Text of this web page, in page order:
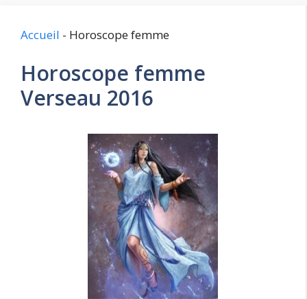
Accueil - Horoscope femme
Horoscope femme
Verseau 2016